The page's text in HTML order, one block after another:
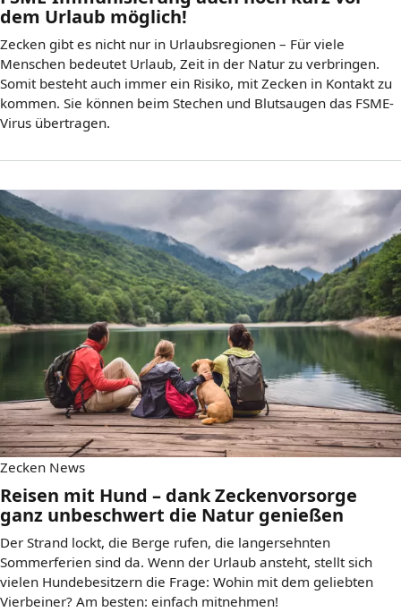
dem Urlaub möglich!
Zecken gibt es nicht nur in Urlaubsregionen – Für viele
Menschen bedeutet Urlaub, Zeit in der Natur zu verbringen.
Somit besteht auch immer ein Risiko, mit Zecken in Kontakt zu
kommen. Sie können beim Stechen und Blutsaugen das FSME-
Virus übertragen.
Zecken News
Reisen mit Hund – dank Zeckenvorsorge
ganz unbeschwert die Natur genießen
Der Strand lockt, die Berge rufen, die langersehnten
Sommerferien sind da. Wenn der Urlaub ansteht, stellt sich
vielen Hundebesitzern die Frage: Wohin mit dem geliebten
Vierbeiner? Am besten: einfach mitnehmen!